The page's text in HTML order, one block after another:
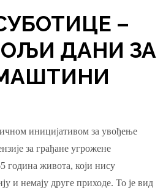
–
ДАНИ ЗА
иницијативом за увођење
за грађане угрожене
година живота, који нису
и немају друге приходе. То је вид